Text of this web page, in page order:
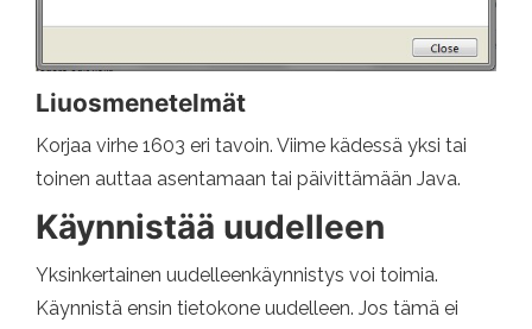
Liuosmenetelmät
Korjaa virhe 1603 eri tavoin. Viime kädessä yksi tai
toinen auttaa asentamaan tai päivittämään Java.
Käynnistää uudelleen
Yksinkertainen uudelleenkäynnistys voi toimia.
Käynnistä ensin tietokone uudelleen. Jos tämä ei